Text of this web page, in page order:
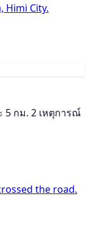
Himi City.
5 กม. 2 เหตุการณ์
the road.